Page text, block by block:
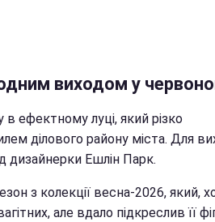
виходом у
ефектному луці, який різко
ділового району міста. Для
дизайнерки Ешлін Парк.
з колекції весна-2026, який,
але вдало підкреслив її